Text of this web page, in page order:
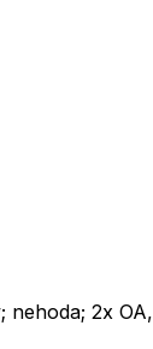
nehoda; 2x OA,